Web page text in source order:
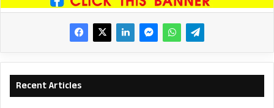
Recent Articles